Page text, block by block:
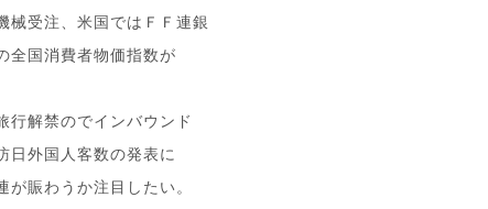
械受注、米国ではＦＦ連銀
全国消費者物価指数が
行解禁のでインバウンド
日外国人客数の発表に
賑わうか注目したい。